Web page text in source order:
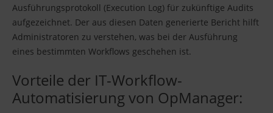
Ausführungsprotokoll (Execution Log) für zukünftige Audits
aufgezeichnet. Der aus diesen Daten generierte Bericht hilft
Administratoren zu verstehen, was bei der Ausführung
eines bestimmten Workflows geschehen ist.
Vorteile der IT-Workflow-
Automatisierung von OpManager: